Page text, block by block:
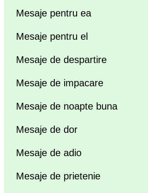
Mesaje pentru ea
Mesaje pentru el
Mesaje de despartire
Mesaje de impacare
Mesaje de noapte buna
Mesaje de dor
Mesaje de adio
Mesaje de prietenie